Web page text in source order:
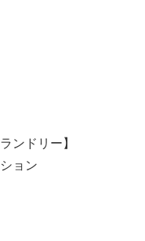
ンドリー】
ョン